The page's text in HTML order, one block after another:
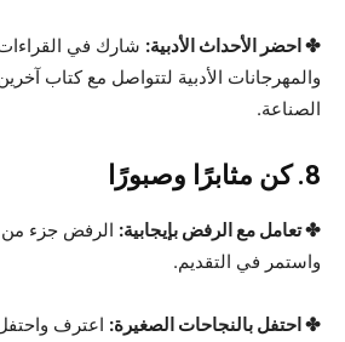
✤ احضر الأحداث الأدبية: شارك في
والمهرجانات الأدبية لتتواصل مع كتاب
الصناعة.
8. كن مثابرًا وصبورًا
✤ تعامل مع الرفض بإيجابية: الرفض جزء من
واستمر في التقديم.
✤ احتفل بالنجاحات الصغيرة: اعترف